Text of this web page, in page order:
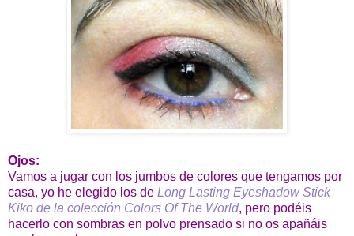
Ojos:
Vamos a jugar con los jumbos de colores que tengamos por
casa, yo he elegido los de Long Lasting Eyeshadow Stick
Kiko de la colección Colors Of The World, pero podéis
hacerlo con sombras en polvo prensado si no os apañáis